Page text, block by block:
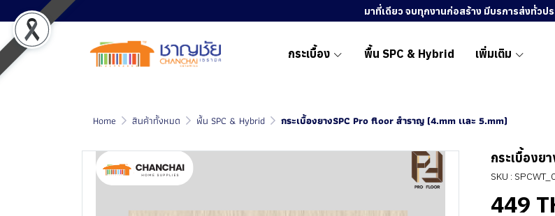
มาที่เดียว จบทุกงานก่อสร้าง มีบรการส่งทั่วปร
กระเบื้อง พื้น SPC & Hybrid เพิ่มเติม
Home สินค้าทั้งหมด พื้น SPC & Hybrid กระเบื้องยางSPC Pro floor สำราญ (4.mm เเละ 5.mm)
กระเบื้องย
SKU :
449